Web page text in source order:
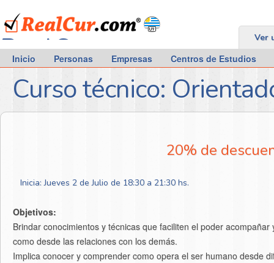
RealCur.com Ver
Inicio Personas Empresas Centros de Estudios
Curso técnico:
20% de
Inicia: Jueves 2 de Julio de 18:30 a 21:30 hs.
Objetivos:
Brindar conocimientos y técnicas que faciliten el poder
como desde las relaciones con los demás.
Implica conocer y comprender como opera el ser humano desde